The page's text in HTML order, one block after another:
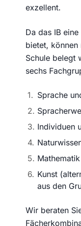
exzellent.
Da das IB
bietet, können
Schule belegt
sechs
Sprache
Individuen
Mathematik
Kunst
aus den
Wir beraten